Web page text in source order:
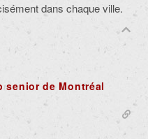
dans chaque ville.
senior de Montréal